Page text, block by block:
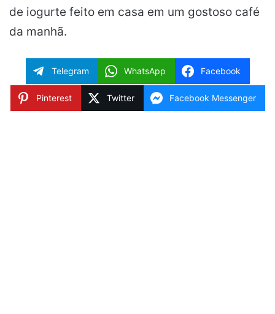
de iogurte feito em casa em um gostoso café
da manhã.
Telegram WhatsApp Facebook
Pinterest Twitter Facebook Messenger